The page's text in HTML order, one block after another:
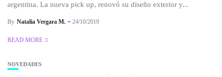
argentina. La nueva pick up, renovó su diseño exterior y...
By Natalia Vergara M. 24/10/2019
READ MORE
NOVEDADES